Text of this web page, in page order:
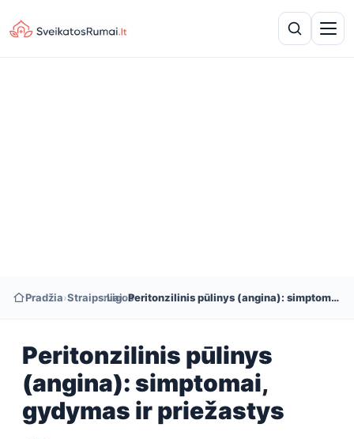
Pradžia›Straipsniai
›Ligos
› Peritonzilinis pūlinys (angina): simptomai, gydymas ir priežastys
Peritonzilinis pūlinys
(angina): simptomai,
gydymas ir priežastys